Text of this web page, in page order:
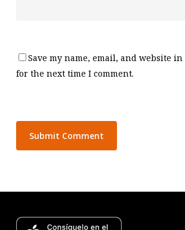
Save my name, email, and website
for the next time I comment.